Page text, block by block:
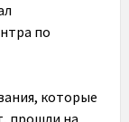
по
которые
прошли на